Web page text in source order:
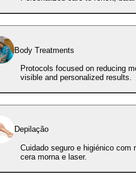
Body Treatments
Protocols focused on reducing
visible and personalized results.
Depilação
Cuidado seguro e higiénico com
cera morna e laser.